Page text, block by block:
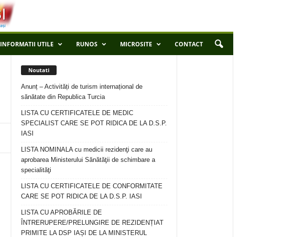
INFORMATII UTILE RUNOS MICROSITE CONTACT
Noutati
Anunț – Activități de turism internațional de
sănătate din Republica Turcia
LISTA CU CERTIFICATELE DE MEDIC
SPECIALIST CARE SE POT RIDICA DE LA D.S.P.
IASI
LISTA NOMINALA cu medicii rezidenţi care au
aprobarea Ministerului Sănătăţii de schimbare a
specialităţi
LISTA CU CERTIFICATELE DE CONFORMITATE
CARE SE POT RIDICA DE LA D.S.P. IASI
LISTA CU APROBĂRILE DE
ÎNTRERUPERE/PRELUNGIRE DE REZIDENȚIAT
PRIMITE LA DSP IAȘI DE LA MINISTERUL